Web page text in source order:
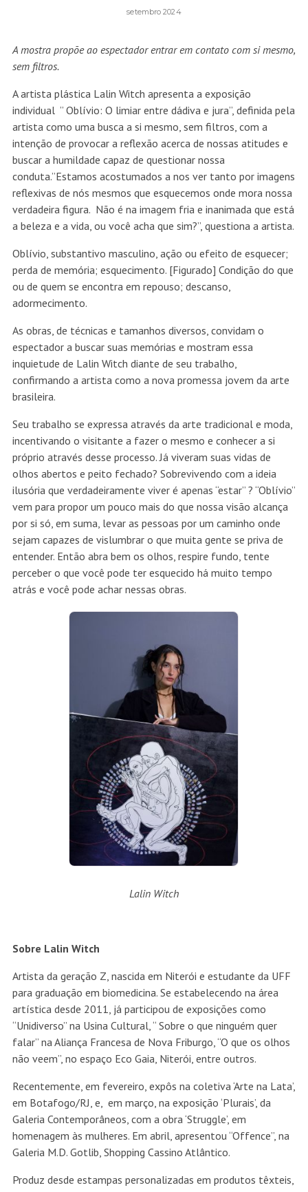
setembro 2024
A mostra propõe ao espectador entrar em contato com si mesmo,
sem filtros.
A artista plástica Lalin Witch apresenta a exposição
individual ” Oblívio: O limiar entre dádiva e jura”, definida pela
artista como uma busca a si mesmo, sem filtros, com a
intenção de provocar a reflexão acerca de nossas atitudes e
buscar a humildade capaz de questionar nossa
conduta.”Estamos acostumados a nos ver tanto por imagens
reflexivas de nós mesmos que esquecemos onde mora nossa
verdadeira figura. Não é na imagem fria e inanimada que está
a beleza e a vida, ou você acha que sim?”, questiona a artista.
Oblívio, substantivo masculino, ação ou efeito de esquecer;
perda de memória; esquecimento. [Figurado] Condição do que
ou de quem se encontra em repouso; descanso,
adormecimento.
As obras, de técnicas e tamanhos diversos, convidam o
espectador a buscar suas memórias e mostram essa
inquietude de Lalin Witch diante de seu trabalho,
confirmando a artista como a nova promessa jovem da arte
brasileira.
Seu trabalho se expressa através da arte tradicional e moda,
incentivando o visitante a fazer o mesmo e conhecer a si
próprio através desse processo. Já viveram suas vidas de
olhos abertos e peito fechado? Sobrevivendo com a ideia
ilusória que verdadeiramente viver é apenas “estar” ? “Oblívio”
vem para propor um pouco mais do que nossa visão alcança
por si só, em suma, levar as pessoas por um caminho onde
sejam capazes de vislumbrar o que muita gente se priva de
entender. Então abra bem os olhos, respire fundo, tente
perceber o que você pode ter esquecido há muito tempo
atrás e você pode achar nessas obras.
Lalin Witch
Sobre Lalin Witch
Artista da geração Z, nascida em Niterói e estudante da UFF
para graduação em biomedicina. Se estabelecendo na área
artística desde 2011, já participou de exposições como
“Unidiverso” na Usina Cultural, “ Sobre o que ninguém quer
falar” na Aliança Francesa de Nova Friburgo, “O que os olhos
não veem”, no espaço Eco Gaia, Niterói, entre outros.
Recentemente, em fevereiro, expôs na coletiva ‘Arte na Lata’,
em Botafogo/RJ, e, em março, na exposição ‘Plurais’, da
Galeria Contemporâneos, com a obra ‘Struggle’, em
homenagem às mulheres. Em abril, apresentou “Offence”, na
Galeria M.D. Gotlib, Shopping Cassino Atlântico.
Produz desde estampas personalizadas em produtos têxteis,